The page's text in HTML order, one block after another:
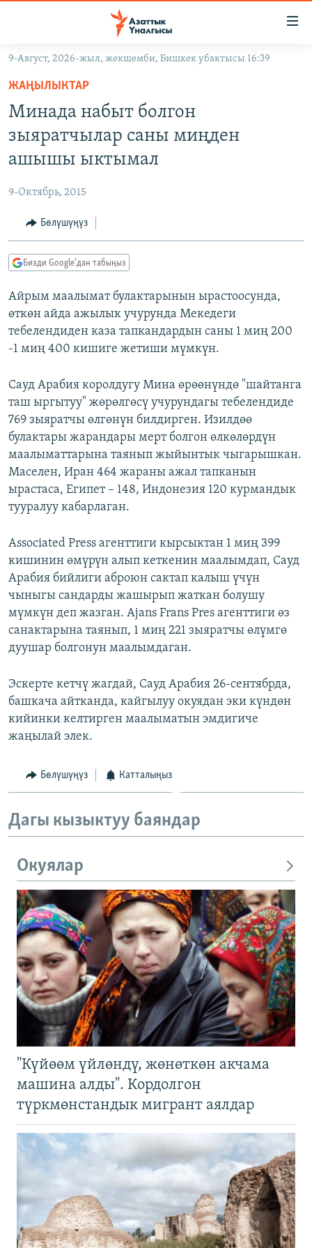
Навигацияга
өтүңүз
Издөөгө
салыңыз
МАДАНИЯТ
УКРАИНА
ТВ ПРОГРАММАЛАР
БҮГҮН АЗАТТЫКТА
ДАНИСТЕ
ЭЖЕ-СИҢДИЛЕР
АЗАТТЫК+
ЫҢГАЙСЫЗ СУРООЛОР
ПОДКАСТ
ОНЛАЙН ШЕРИНЕ
ЭЕ/АРнун бардык сайттары
9-Август, 2026-жыл, жекшемби, Бишкек убактысы 16:39
ЖАҢЫЛЫКТАР
Минада набыт болгон
зыяратчылар саны миңден
ашышы ыктымал
9-Октябрь, 2015
Бөлүшүңүз
Бизди Google'дан табыңыз
Айрым маалымат булактарынын ырастоосунда,
өткөн айда ажылык учурунда Мекедеги
тебелендиден каза тапкандардын саны 1 миң 200
-1 миң 400 кишиге жетиши мүмкүн.
Сауд Арабия королдугу Мина өрөөнүндө "шайтанга
таш ыргытуу" жөрөлгөсү учурундагы тебелендиде
769 зыяратчы өлгөнүн билдирген. Изилдөө
булактары жарандары мерт болгон өлкөлөрдүн
маалыматтарына таянып жыйынтык чыгарышкан.
Маселен, Иран 464 жараны ажал тапканын
ырастаса, Египет – 148, Индонезия 120 курмандык
тууралуу кабарлаган.
Аssociated Press агенттиги кырсыктан 1 миң 399
кишинин өмүрүн алып кеткенин маалымдап, Сауд
Арабия бийлиги аброюн сактап калыш үчүн
чыныгы сандарды жашырып жаткан болушу
мүмкүн деп жазган. Ajans Frans Pres агенттиги өз
санактарына таянып, 1 миң 221 зыяратчы өлүмгө
дуушар болгонун маалымдаган.
Эскерте кетчү жагдай, Сауд Арабия 26-сентябрда,
башкача айтканда, кайгылуу окуядан эки күндөн
кийинки келтирген маалыматын эмдигиче
жаңылай элек.
Бөлүшүңүз Катталыңыз
Дагы кызыктуу баяндар
Окуялар
"Күйөөм үйлөндү, жөнөткөн акчама
машина алды". Кордолгон
түркмөнстандык мигрант аялдар